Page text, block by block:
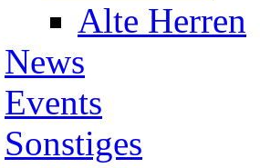
Alte Herren
News
Events
Sonstiges